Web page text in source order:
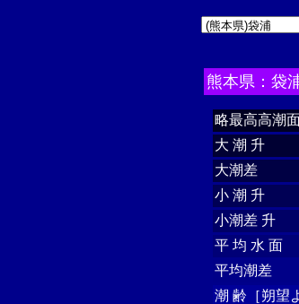
熊本県：袋
略最高高潮
大 潮 升
大潮差
小 潮 升
小潮差 升
平 均 水 面
平均潮差
潮 齢［朔望